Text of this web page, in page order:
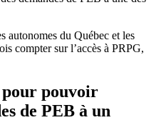
autonomes du Québec et les
compter sur l’accès à PRPG,
pour pouvoir
de PEB à un